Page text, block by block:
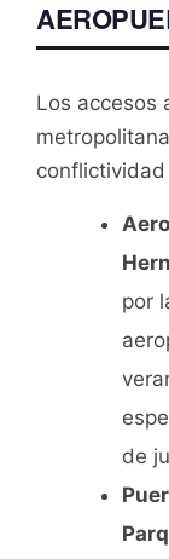
Los accesos
conflictividad
por
de